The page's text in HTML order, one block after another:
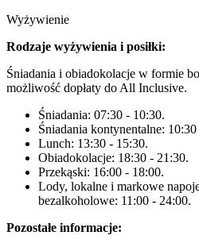
Wyżywienie
Rodzaje wyżywienia i posiłki:
Śniadania i obiadokolacje w formie
możliwość dopłaty do All Inclusive.
Śniadania: 07:30 - 10:30.
Śniadania kontynentalne:
Lunch: 13:30 - 15:30.
Obiadokolacje: 18:30 - 21:30.
Przekąski: 16:00 - 18:00.
Lody, lokalne i markowe
bezalkoholowe: 11:00 - 24:00.
Pozostałe informacje: